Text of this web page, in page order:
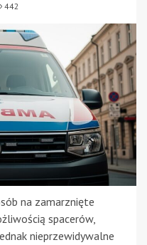
442
na zamarznięte
spacerów,
nieprzewidywalne